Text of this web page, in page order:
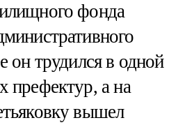
фонда
он трудился в одной
префектур, а на
вышел